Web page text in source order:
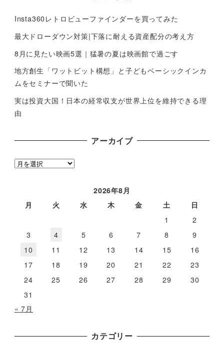
Insta360レトロビューファインダーを買ってみた
最大ドローダウン対策|下落に耐える資産配分の考え方
8月に見たい映画5選｜猛暑の夏は映画館で過ごす
地方創生「ワットビット構想」と子どもベーシックインカ
ムをセミナーで聞いた
実は投資大国！日本の経常収支が世界上位を維持できる理
由
アーカイブ
ア
2026年8月
月
火 水 木 金 土
日
1
2
3
4 5 6 7 8
9
10
11 12 13 14 15
16
17
18 19 20 21 22
23
24
25 26 27 28 29
30
31
« 7月
カテゴリー